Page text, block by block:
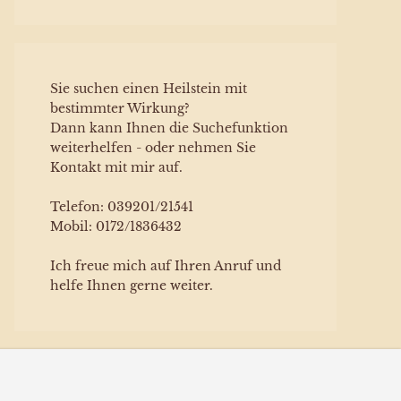
Sie suchen einen Heilstein mit
bestimmter Wirkung?
Dann kann Ihnen die Suchefunktion
weiterhelfen - oder nehmen Sie
Kontakt mit mir auf.
Telefon: 039201/21541
Mobil: 0172/1836432
Ich freue mich auf Ihren Anruf und
helfe Ihnen gerne weiter.